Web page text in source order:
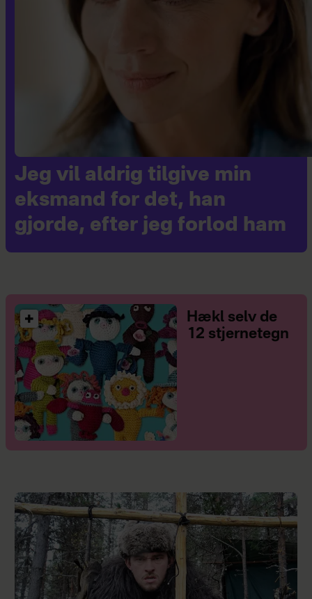
Jeg vil aldrig tilgive min
eksmand for det, han
gjorde, efter jeg forlod ham
Hækl selv de
12 stjernetegn